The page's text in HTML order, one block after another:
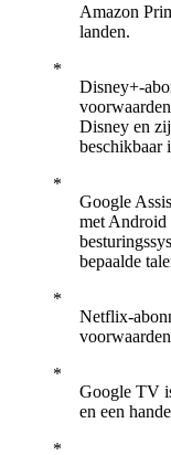
Amazon
landen.
Disney+-
Disney en
beschikbaar
Google
met Android
bepaalde
Netflix-
Google TV
en een